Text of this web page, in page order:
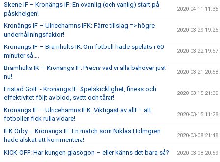
Skene IF – Kronängs IF: En ovanlig (och vanlig) start på
påskhelgen!
2020-04-11 11:35
Kronängs IF – Ulricehamns IFK: Färre tillslag => högre
underhållningsfaktor!
2020-03-29 19:25
Kronängs IF – Brämhults IK: Om fotboll hade spelats i 60
minuter så….
2020-03-22 19:57
Brämhults IK – Kronängs IF: Precis vad vi alla behöver just
nu!
2020-03-21 20:58
Fristad GoIF - Kronängs IF: Spelskicklighet, finess och
effektivitet följt av blod, svett och tårar!
2020-03-15 21:30
Kronängs IF – Ulricehamns IFK: Viktigast av allt – att
fotbollen fick rulla vidare!
2020-03-15 11:28
IFK Örby – Kronängs IF: En match som Niklas Holmgren
hade älskat att kommentera!
2020-03-08 21:48
KICK-OFF: Har kungen glasögon – eller känns det bara så? 2020-03-08 20:59